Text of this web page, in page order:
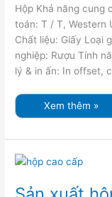
Hộp Khả năng cung
toán: T / T, Western
Chất liệu: Giấy Loại
nghiệp: Rượu Tính
lý & in ấn: In offset,
Xem thêm »
xuất
cấp,